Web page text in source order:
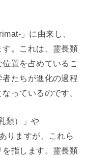
」に由来し、
す。これは、霊長類
置を占めているこ
たちが進化の過程
っているのです。
類）」や
りますが、これら
指します。霊長類